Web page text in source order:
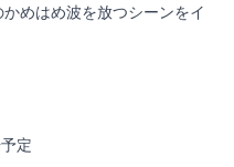
めはめ波を放つシーンをイ
定